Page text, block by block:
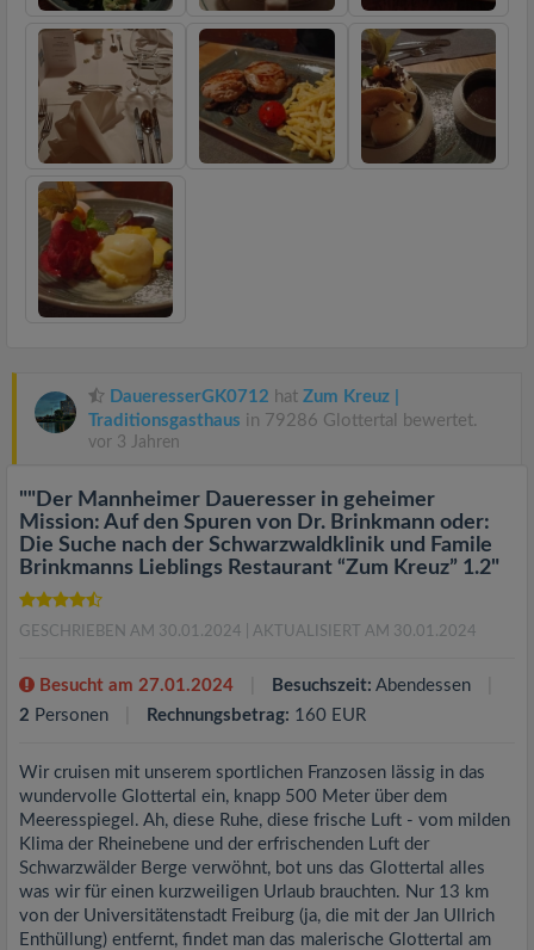
DaueresserGK0712 hat Zum Kreuz |
Traditionsgasthaus in 79286 Glottertal bewertet.
vor 3 Jahren
""Der Mannheimer Daueresser in geheimer
Mission: Auf den Spuren von Dr. Brinkmann oder:
Die Suche nach der Schwarzwaldklinik und Famile
Brinkmanns Lieblings Restaurant “Zum Kreuz” 1.2"
GESCHRIEBEN AM 30.01.2024 | AKTUALISIERT AM 30.01.2024
Besucht am 27.01.2024 Besuchszeit: Abendessen
2 Personen Rechnungsbetrag: 160 EUR
Wir cruisen mit unserem sportlichen Franzosen lässig in das
wundervolle Glottertal ein, knapp 500 Meter über dem
Meeresspiegel. Ah, diese Ruhe, diese frische Luft - vom milden
Klima der Rheinebene und der erfrischenden Luft der
Schwarzwälder Berge verwöhnt, bot uns das Glottertal alles
was wir für einen kurzweiligen Urlaub brauchten. Nur 13 km
von der Universitätenstadt Freiburg (ja, die mit der Jan Ullrich
Enthüllung) entfernt, findet man das malerische Glottertal am